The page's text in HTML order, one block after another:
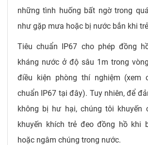
những tình huống bất ngờ trong
như gặp mưa hoặc bị nước bắn khi
Tiêu chuẩn IP67 cho phép đồng
kháng nước ở độ sâu 1m trong
điều kiện phòng thí nghiệm (xem
chuẩn IP67 tại đây). Tuy nhiên, để
không bị hư hại, chúng tôi khuyến
khuyến khích trẻ đeo đồng hồ khi
hoặc ngâm chúng trong nước.